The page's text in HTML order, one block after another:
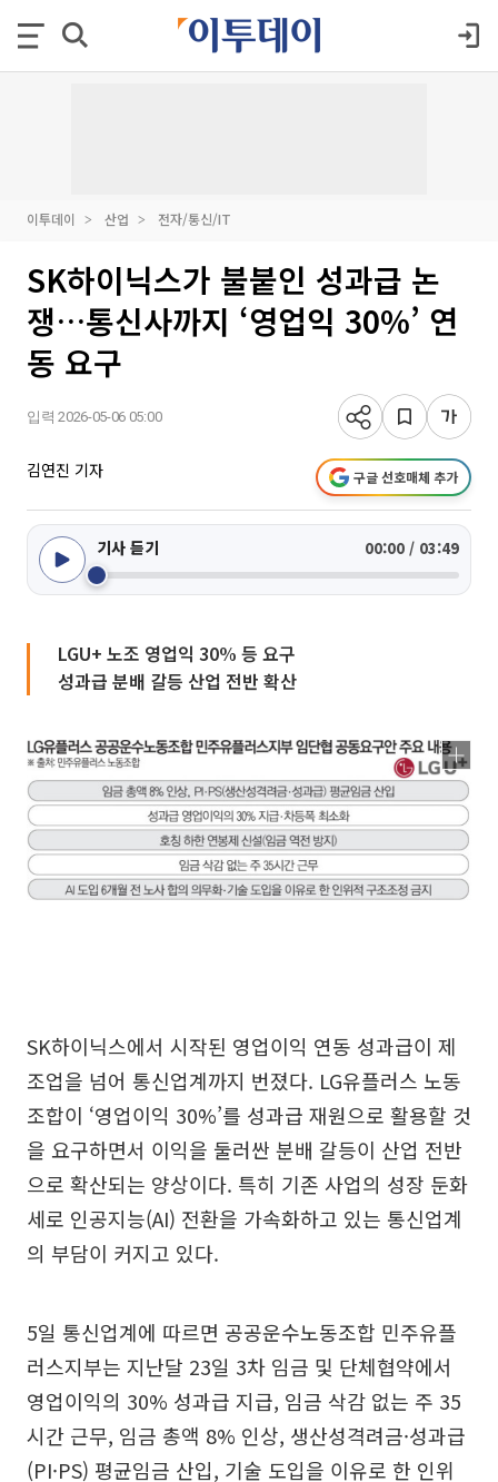
이투데이 산업 전자/통신/IT
SK하이닉스가 불붙인 성과급 논
쟁…통신사까지 ‘영업익 30%’ 연
동 요구
입력 2026-05-06 05:00
김연진 기자 구글 선호매체 추가
기사 듣기 00:00 / 03:49
LGU+ 노조 영업익 30% 등 요구
성과급 분배 갈등 산업 전반 확산
SK하이닉스에서 시작된 영업이익 연동 성과급이 제
조업을 넘어 통신업계까지 번졌다. LG유플러스 노동
조합이 ‘영업이익 30%’를 성과급 재원으로 활용할 것
을 요구하면서 이익을 둘러싼 분배 갈등이 산업 전반
으로 확산되는 양상이다. 특히 기존 사업의 성장 둔화
세로 인공지능(AI) 전환을 가속화하고 있는 통신업계
의 부담이 커지고 있다.
5일 통신업계에 따르면 공공운수노동조합 민주유플
러스지부는 지난달 23일 3차 임금 및 단체협약에서
영업이익의 30% 성과급 지급, 임금 삭감 없는 주 35
시간 근무, 임금 총액 8% 인상, 생산성격려금·성과급
(PI·PS) 평균임금 산입, 기술 도입을 이유로 한 인위